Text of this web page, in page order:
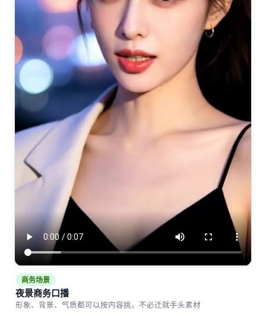
商务场景
夜景商务口播
形象、背景、气质都可以按内容挑，不必迁就手头素材